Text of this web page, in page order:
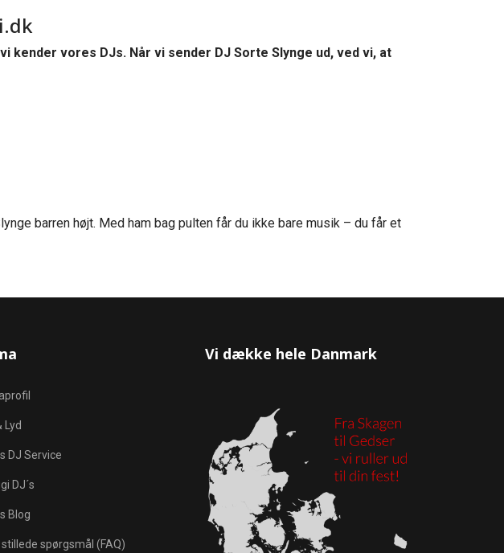
vores DJs. Når vi sender DJ Sorte Slynge ud, ved vi, at
barren højt. Med ham bag pulten får du ikke bare musik – du får et
Lyd
DJ Service
DJ´s
Blog
spørgsmål (FAQ)
Vi dække hele Danmark